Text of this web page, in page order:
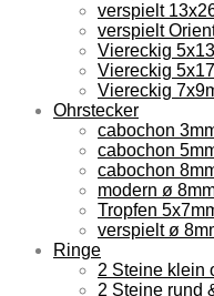
verspielt
verspielt
Viereckig
Viereckig
Viereckig
Ohrstecker
cabochon
cabochon
cabochon
modern ø
Tropfen
verspielt ø
Ringe
2 Steine klein
2 Steine rund